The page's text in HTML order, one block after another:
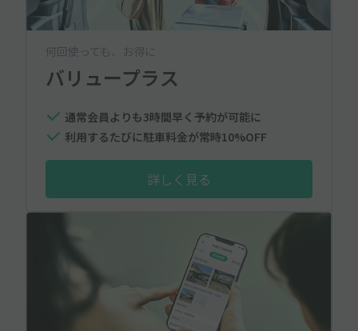
何回使っても、お得に
バリュープラス
通常会員よりも3時間早く予約が可能に
利用するたびに駐車料金が常時10%OFF
詳しく見る